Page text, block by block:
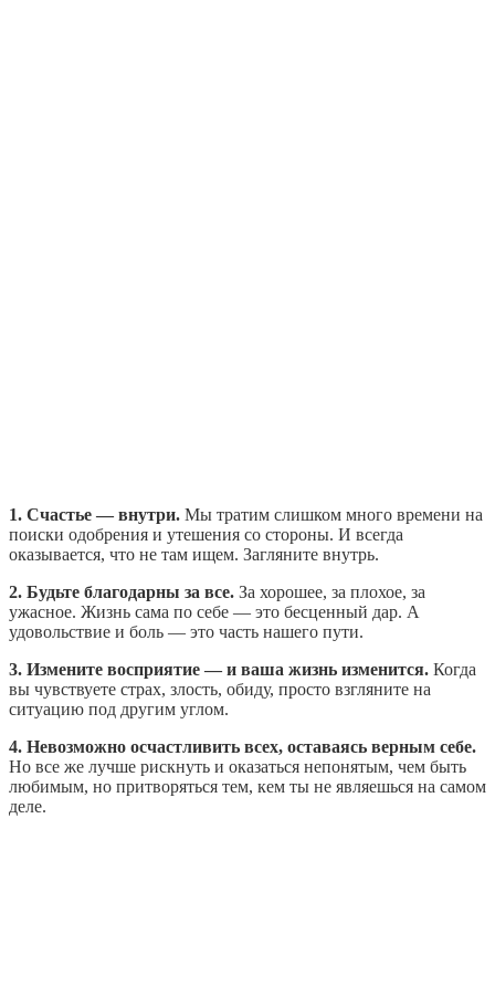
1. Счастье — внутри. Мы тратим слишком много времени на
поиски одобрения и утешения со стороны. И всегда
оказывается, что не там ищем. Загляните внутрь.
2. Будьте благодарны за все. За хорошее, за плохое, за
ужасное. Жизнь сама по себе — это бесценный дар. А
удовольствие и боль — это часть нашего пути.
3. Измените восприятие — и ваша жизнь изменится. Когда
вы чувствуете страх, злость, обиду, просто взгляните на
ситуацию под другим углом.
4. Невозможно осчастливить всех, оставаясь верным себе.
Но все же лучше рискнуть и оказаться непонятым, чем быть
любимым, но притворяться тем, кем ты не являешься на самом
деле.